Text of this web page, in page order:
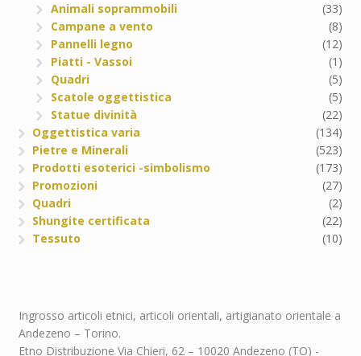
Animali soprammobili
(33)
Campane a vento
(8)
Pannelli legno
(12)
Piatti - Vassoi
(1)
Quadri
(5)
Scatole oggettistica
(5)
Statue divinità
(22)
Oggettistica varia
(134)
Pietre e Minerali
(523)
Prodotti esoterici -simbolismo
(173)
Promozioni
(27)
Quadri
(2)
Shungite certificata
(22)
Tessuto
(10)
Ingrosso articoli etnici, articoli orientali, artigianato orientale a
Andezeno – Torino.
Etno Distribuzione Via Chieri, 62 – 10020 Andezeno (TO) -